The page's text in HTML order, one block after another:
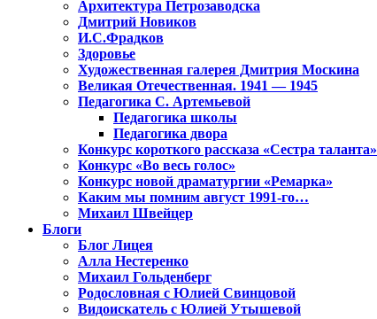
Архитектура Петрозаводска
Дмитрий Новиков
И.С.Фрадков
Здоровье
Художественная галерея Дмитрия Москина
Великая Отечественная. 1941 — 1945
Педагогика С. Артемьевой
Педагогика школы
Педагогика двора
Конкурс короткого рассказа «Сестра таланта»
Конкурс «Во весь голос»
Конкурс новой драматургии «Ремарка»
Каким мы помним август 1991-го…
Михаил Швейцер
Блоги
Блог Лицея
Алла Нестеренко
Михаил Гольденберг
Родословная с Юлией Свинцовой
Видоискатель с Юлией Утышевой